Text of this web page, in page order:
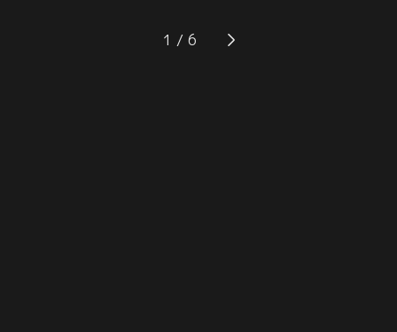
主婦の溜り場「ボーセン」に乗り込
みそこのボスとして君臨する石田の
ム・ジェニファーの店」へと出掛け
てゆく。そしてそこに現れたビッグ
1